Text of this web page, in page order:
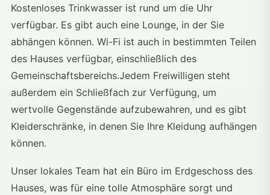
Kostenloses Trinkwasser ist rund um die Uhr
verfügbar. Es gibt auch eine Lounge, in der Sie
abhängen können. Wi-Fi ist auch in bestimmten Teilen
des Hauses verfügbar, einschließlich des
Gemeinschaftsbereichs.Jedem Freiwilligen steht
außerdem ein Schließfach zur Verfügung, um
wertvolle Gegenstände aufzubewahren, und es gibt
Kleiderschränke, in denen Sie Ihre Kleidung aufhängen
können.
Unser lokales Team hat ein Büro im Erdgeschoss des
Hauses, was für eine tolle Atmosphäre sorgt und